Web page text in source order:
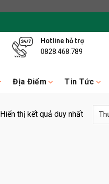
Hotline hỗ trợ
0828.468.789
Địa Điểm Tin Tức
Hiển thị kết quả duy nhất